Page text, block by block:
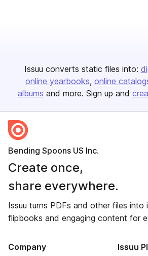
Issuu converts static files into:
online yearbooks online
albums and more. Sign up and
Bending Spoons US Inc.
Create once,
share everywhere.
Issuu turns PDFs and other files into
flipbooks and engaging content for
Company Issuu